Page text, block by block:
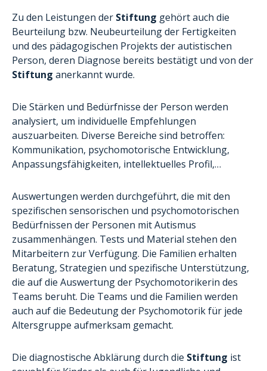
Zu den Leistungen der Stiftung gehört auch die
Beurteilung bzw. Neubeurteilung der Fertigkeiten
und des pädagogischen Projekts der autistischen
Person, deren Diagnose bereits bestätigt und von der
Stiftung anerkannt wurde.
Die Stärken und Bedürfnisse der Person werden
analysiert, um individuelle Empfehlungen
auszuarbeiten. Diverse Bereiche sind betroffen:
Kommunikation, psychomotorische Entwicklung,
Anpassungsfähigkeiten, intellektuelles Profil,…
Auswertungen werden durchgeführt, die mit den
spezifischen sensorischen und psychomotorischen
Bedürfnissen der Personen mit Autismus
zusammenhängen. Tests und Material stehen den
Mitarbeitern zur Verfügung. Die Familien erhalten
Beratung, Strategien und spezifische Unterstützung,
die auf die Auswertung der Psychomotorikerin des
Teams beruht. Die Teams und die Familien werden
auch auf die Bedeutung der Psychomotorik für jede
Altersgruppe aufmerksam gemacht.
Die diagnostische Abklärung durch die Stiftung ist